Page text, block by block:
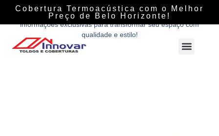
Cobertura Termoacústica com o Melhor
Preço de Belo Horizonte!
Descubra tudo sobre coberturas, fechamentos e soluções
personalizadas com a Innovar Coberturas. Dicas, tendências e
informações exclusivas para transformar seu espaço com
qualidade e estilo!